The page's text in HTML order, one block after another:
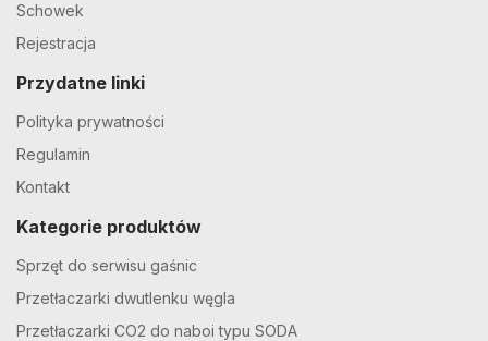
Schowek
Rejestracja
Przydatne linki
Polityka prywatności
Regulamin
Kontakt
Kategorie produktów
Sprzęt do serwisu gaśnic
Przetłaczarki dwutlenku węgla
Przetłaczarki CO2 do naboi typu SODA